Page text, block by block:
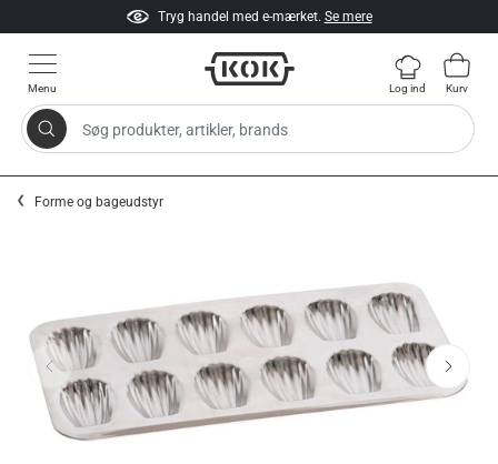
Tryg handel med e-mærket. Se mere
Menu
Søg produkter, artikler, brands
Log ind Kurv
Forme og bageudstyr